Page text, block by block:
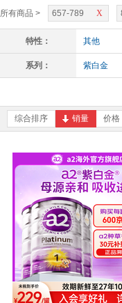
所有商品 > X
657-789
特性： 其他
系列： 紫白金
综合排序 销量 价格